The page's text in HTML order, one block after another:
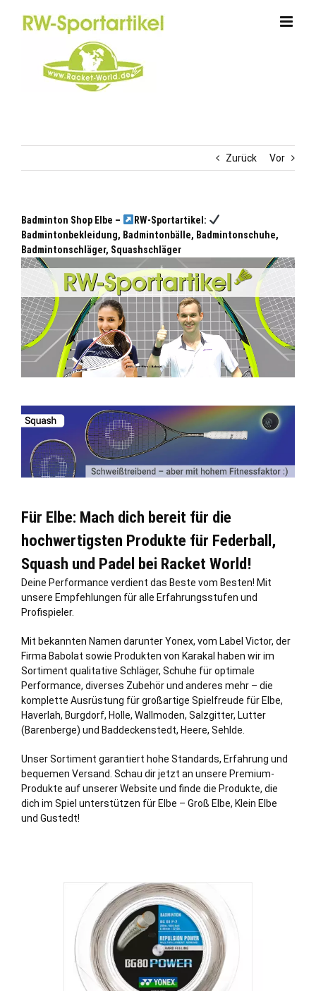
Zurück Vor
Badminton Shop Elbe –
RW-Sportartikel:
Badmintonbekleidung, Badmintonbälle, Badmintonschuhe,
Badmintonschläger, Squashschläger
Für Elbe: Mach dich bereit für die
hochwertigsten Produkte für Federball,
Squash und Padel bei Racket World!
Deine Performance verdient das Beste vom Besten! Mit
unsere Empfehlungen für alle Erfahrungsstufen und
Profispieler.
Mit bekannten Namen darunter Yonex, vom Label Victor, der
Firma Babolat sowie Produkten von Karakal haben wir im
Sortiment qualitative Schläger, Schuhe für optimale
Performance, diverses Zubehör und anderes mehr – die
komplette Ausrüstung für großartige Spielfreude für Elbe,
Haverlah, Burgdorf, Holle, Wallmoden, Salzgitter, Lutter
(Barenberge) und Baddeckenstedt, Heere, Sehlde.
Unser Sortiment garantiert hohe Standards, Erfahrung und
bequemen Versand. Schau dir jetzt an unsere Premium-
Produkte auf unserer Website und finde die Produkte, die
dich im Spiel unterstützen für Elbe – Groß Elbe, Klein Elbe
und Gustedt!